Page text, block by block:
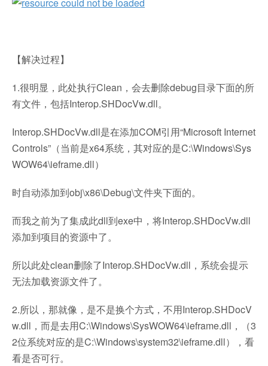
【解决过程】
1.很明显，此处执行Clean，会去删除debug目录下面的所
有文件，包括Interop.SHDocVw.dll。
Interop.SHDocVw.dll是在添加COM引用“Microsoft Internet
Controls”（当前是x64系统，其对应的是C:\Windows\Sys
WOW64\ieframe.dll）
时自动添加到obj\x86\Debug\文件夹下面的。
而我之前为了集成此dll到exe中，将Interop.SHDocVw.dll
添加到项目的资源中了。
所以此处clean删除了Interop.SHDocVw.dll，系统会提示
无法加载资源文件了。
2.所以，那就像，是不是换个方式，不用Interop.SHDocV
w.dll，而是去用C:\Windows\SysWOW64\ieframe.dll，（3
2位系统对应的是C:\Windows\system32\ieframe.dll），看
看是否可行。